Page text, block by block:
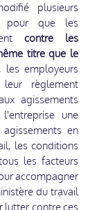
plusieurs
pour que les
contre les
titre que le
les employeurs
règlement
agissements
une
en
les conditions
les facteurs
accompagner
du travail
lutter contre ces